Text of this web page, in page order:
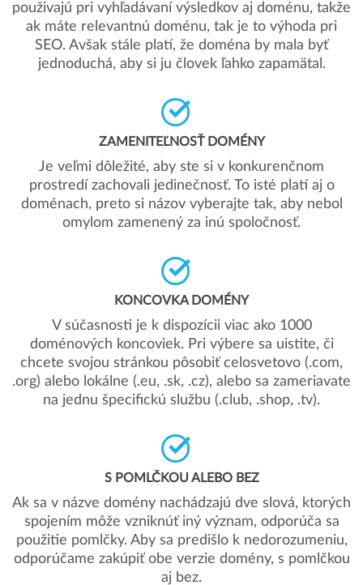
použivajú pri vyhľadávaní výsledkov aj doménu, takže
ak máte relevantnú doménu, tak je to výhoda pri
SEO. Avšak stále platí, že doména by mala byť
jednoduchá, aby si ju človek ľahko zapamätal.
ZAMENITEĽNOSŤ DOMÉNY
Je veľmi dôležité, aby ste si v konkurenčnom
prostredí zachovali jedinečnosť. To isté platí aj o
doménach, preto si názov vyberajte tak, aby nebol
omylom zamenený za inú spoločnosť.
KONCOVKA DOMÉNY
V súčasnosti je k dispozícii viac ako 1000
doménových koncoviek. Pri výbere sa uistite, či
chcete svojou stránkou pôsobiť celosvetovo (.com,
.org) alebo lokálne (.eu, .sk, .cz), alebo sa zameriavate
na jednu špecifickú službu (.club, .shop, .tv).
S POMLČKOU ALEBO BEZ
Ak sa v názve domény nachádzajú dve slová, ktorých
spojením môže vzniknúť iný význam, odporúča sa
použitie pomlčky. Aby sa predišlo k nedorozumeniu,
odporúčame zakúpiť obe verzie domény, s pomlčkou
aj bez.